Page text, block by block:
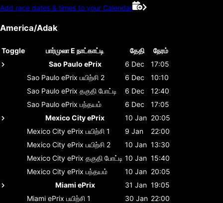
Add race dates & times to your Calendar
America/Adak
Toggle பார்முலா E நாட்காட்டி தேதி
நேரம்
Sao Paulo ePrix
6 Dec
17:05
Sao Paulo ePrix பயிற்சி 2 6 Dec
10:10
Sao Paulo ePrix தகுதி போட்டி 6 Dec
12:40
Sao Paulo ePrix பந்தயம் 6 Dec
17:05
Mexico City ePrix
10 Jan 20:05
Mexico City ePrix பயிற்சி 1 9 Jan
22:00
Mexico City ePrix பயிற்சி 2 10 Jan 13:30
Mexico City ePrix தகுதி போட்டி 10 Jan 15:40
Mexico City ePrix பந்தயம் 10 Jan 20:05
Miami ePrix
31 Jan 19:05
Miami ePrix பயிற்சி 1 30 Jan 22:00